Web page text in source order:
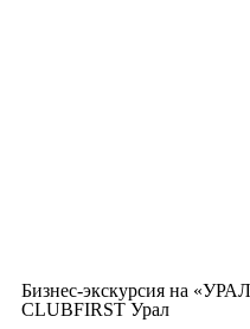
Бизнес-экскурсия на
CLUBFIRST Урал